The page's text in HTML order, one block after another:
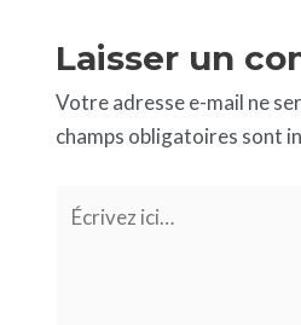
Laisser un
Votre adresse e-mail ne
champs obligatoires sont
Écrivez
ici…